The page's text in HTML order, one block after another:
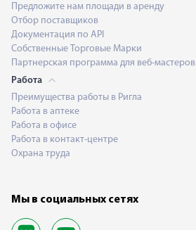
Предложите нам площади в аренду
Отбор поставщиков
Документация по API
Собственные Торговые Марки
Партнерская программа для веб-мастеров
Работа
Преимущества работы в Ригла
Работа в аптеке
Работа в офисе
Работа в контакт-центре
Охрана труда
Мы в социальных сетях